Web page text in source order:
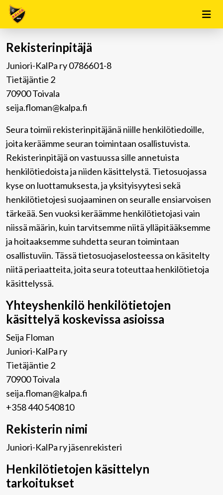
Rekisterinpitäjä
Juniori-KalPa ry 0786601-8
Tietäjäntie 2
70900 Toivala
seija.floman@kalpa.fi
Seura toimii rekisterinpitäjänä niille henkilötiedoille,
joita keräämme seuran toimintaan osallistuvista.
Rekisterinpitäjä on vastuussa sille annetuista
henkilötiedoista ja niiden käsittelystä. Tietosuojassa
kyse on luottamuksesta, ja yksityisyytesi sekä
henkilötietojesi suojaaminen on seuralle ensiarvoisen
tärkeää. Sen vuoksi keräämme henkilötietojasi vain
niissä määrin, kuin tarvitsemme niitä ylläpitääksemme
ja hoitaaksemme suhdetta seuran toimintaan
osallistuviin. Tässä tietosuojaselosteessa on käsitelty
niitä periaatteita, joita seura toteuttaa henkilötietoja
käsittelyssä.
Yhteyshenkilö henkilötietojen
käsittelyä koskevissa asioissa
Seija Floman
Juniori-KalPa ry
Tietäjäntie 2
70900 Toivala
seija.floman@kalpa.fi
+358 440 540810
Rekisterin nimi
Juniori-KalPa ry jäsenrekisteri
Henkilötietojen käsittelyn
tarkoitukset